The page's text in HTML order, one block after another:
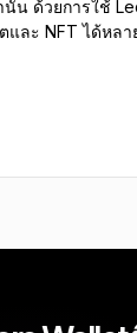
นั้น ด้วยการใช้
และ NFT ได้หลา